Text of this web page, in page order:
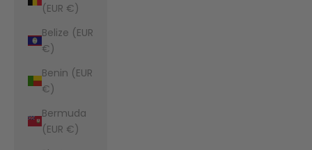
(EUR €)
Belize (EUR
€)
Benin (EUR
€)
Bermuda
(EUR €)